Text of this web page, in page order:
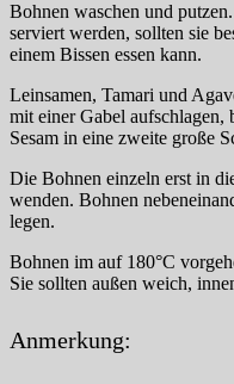
Bohnen waschen und
serviert werden, sollten sie
einem Bissen essen kann.
Leinsamen, Tamari und
mit einer Gabel
Sesam in eine zweite große
Die Bohnen einzeln erst in
wenden. Bohnen
legen.
Bohnen im auf 180°C
Sie sollten außen weich,
Anmerkung: